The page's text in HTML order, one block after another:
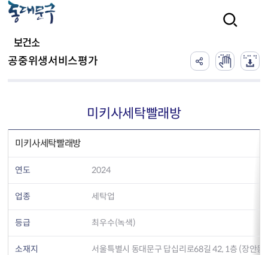
보건소
공중위생서비스평가
미키사세탁빨래방
미키사세탁빨래방
연도 2024
업종 세탁업
등급 최우수(녹색)
소재지 서울특별시 동대문구 답십리로68길 42, 1층 (장안동)